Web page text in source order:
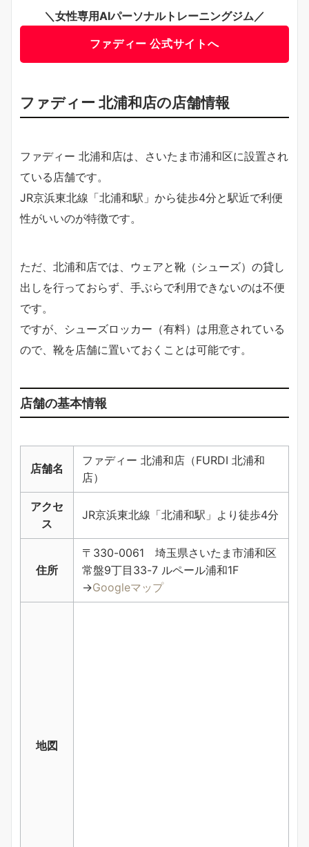
＼女性専用AIパーソナルトレーニングジム／
ファディー 公式サイトへ
ファディー 北浦和店の店舗情報
ファディー 北浦和店は、さいたま市浦和区に設置され
ている店舗です。
JR京浜東北線「北浦和駅」から徒歩4分と駅近で利便
性がいいのが特徴です。
ただ、北浦和店では、ウェアと靴（シューズ）の貸し
出しを行っておらず、手ぶらで利用できないのは不便
です。
ですが、シューズロッカー（有料）は用意されている
ので、靴を店舗に置いておくことは可能です。
店舗の基本情報
店舗名
ファディー 北浦和店（FURDI 北浦和
店）
アクセ
ス
JR京浜東北線「北浦和駅」より徒歩4分
住所
〒330-0061 埼玉県さいたま市浦和区
常盤9丁目33-7 ルペール浦和1F
→Googleマップ
地図